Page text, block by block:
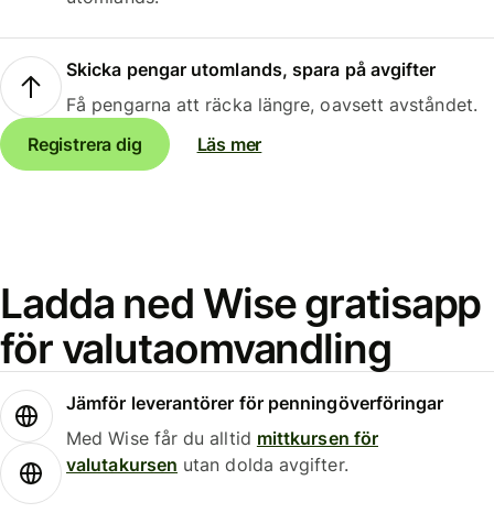
Skicka pengar utomlands, spara på avgifter
Få pengarna att räcka längre, oavsett avståndet.
Registrera dig
Läs mer
Ladda ned Wise gratisapp
för valutaomvandling
Jämför leverantörer för penningöverföringar
Med Wise får du alltid mittkursen för
valutakursen utan dolda avgifter.